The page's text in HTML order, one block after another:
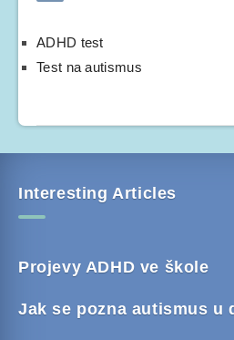
ADHD test
Test na autismus
Interesting Articles
Projevy ADHD ve škole
Jak se pozna autismus u